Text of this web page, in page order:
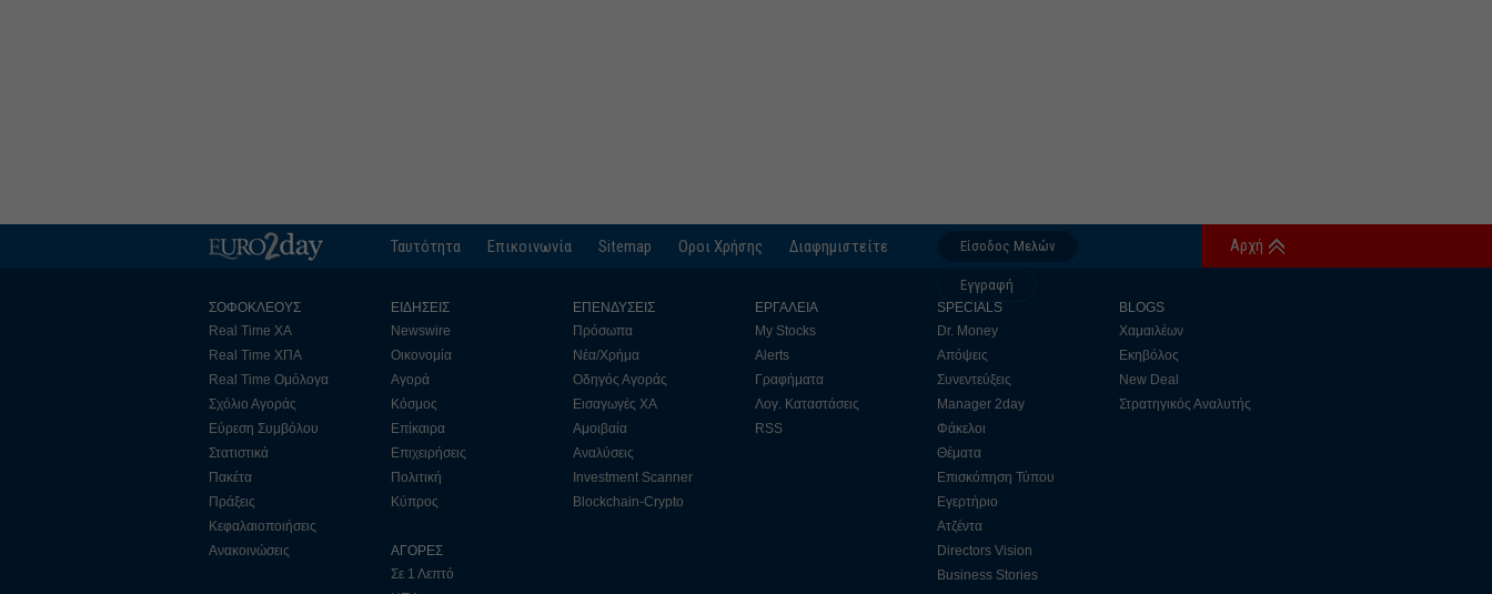
Ταυτότητα Επικοινωνία Sitemap Οροι Χρήσης Διαφημιστείτε Είσοδος Μελών
Εγγραφή
Αρχή
ΣΟΦΟΚΛΕΟΥΣ
Real Time ΧΑ
Real Time ΧΠΑ
Real Time Ομόλογα
Σχόλιο Αγοράς
Εύρεση Συμβόλου
Στατιστικά
Πακέτα
Πράξεις
Κεφαλαιοποιήσεις
Ανακοινώσεις
ΕΙΔΗΣΕΙΣ
Newswire
Οικονομία
Αγορά
Κόσμος
Επίκαιρα
Επιχειρήσεις
Πολιτική
Κύπρος
ΑΓΟΡΕΣ
Σε 1 Λεπτό
ΕΠΕΝΔΥΣΕΙΣ
Πρόσωπα
Νέα/Χρήμα
Οδηγός Αγοράς
Εισαγωγές ΧΑ
Αμοιβαία
Αναλύσεις
Investment Scanner
Blockchain-Crypto
ΕΡΓΑΛΕΙΑ
My Stocks
Alerts
Γραφήματα
Λογ. Καταστάσεις
RSS
SPECIALS
Dr. Money
Απόψεις
Συνεντεύξεις
Manager 2day
Φάκελοι
Θέματα
Επισκόπηση Τύπου
Εγερτήριο
Ατζέντα
Directors Vision
Business Stories
BLOGS
Χαμαιλέων
Εκηβόλος
New Deal
Στρατηγικός Αναλυτής